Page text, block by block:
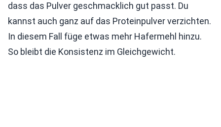
dass das Pulver geschmacklich gut passt. Du
kannst auch ganz auf das Proteinpulver verzichten.
In diesem Fall füge etwas mehr Hafermehl hinzu.
So bleibt die Konsistenz im Gleichgewicht.